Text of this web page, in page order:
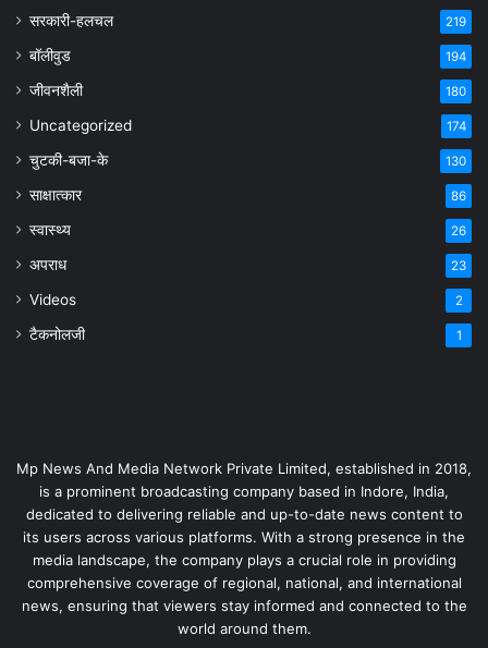
सरकारी-हलचल 219
बॉलीवुड 194
जीवनशैली 180
Uncategorized 174
चुटकी-बजा-के 130
साक्षात्कार 86
स्वास्थ्य 26
अपराध 23
Videos 2
टैकनोलजी 1
Mp News And Media Network Private Limited, established in 2018,
is a prominent broadcasting company based in Indore, India,
dedicated to delivering reliable and up-to-date news content to
its users across various platforms. With a strong presence in the
media landscape, the company plays a crucial role in providing
comprehensive coverage of regional, national, and international
news, ensuring that viewers stay informed and connected to the
world around them.